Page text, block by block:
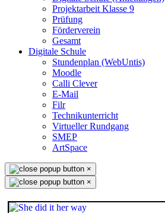
Projektarbeit Klasse 9
Prüfung
Förderverein
Gesamt
Digitale Schule
Stundenplan (WebUntis)
Moodle
Calli Clever
E-Mail
Filr
Technikunterricht
Virtueller Rundgang
SMEP
ArtSpace
×
×